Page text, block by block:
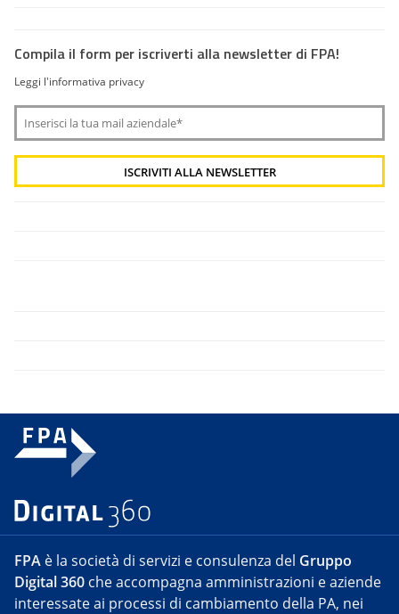
Compila il form per iscriverti alla newsletter di FPA!
Leggi l'informativa privacy
FPA è la società di servizi e consulenza del Gruppo
Digital 360 che accompagna amministrazioni e aziende
interessate ai processi di cambiamento della PA, nei